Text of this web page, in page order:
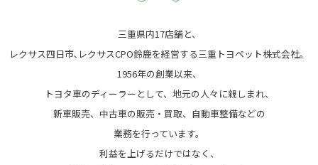
三重県内17店舗と、
レクサス四日市､レクサスCPO鈴鹿を経営する三重トヨペット株式会社。
1956年の創業以来、
トヨタ車のディーラーとして、地元の人々に親しまれ、
新車販売、中古車の販売・買取、自動車整備などの
業務を行っています。
利益を上げるだけではなく、